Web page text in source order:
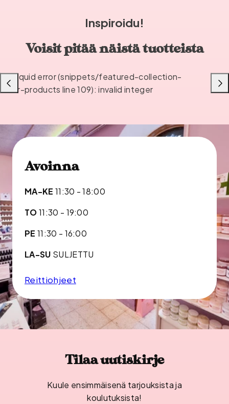
Inspiroidu!
Voisit pitää näistä tuotteista
Liquid error (snippets/featured-collection-
or-products line 109): invalid integer
Liu'uta
vasemmalle
Avoinna
MA-KE 11:30 - 18:00
TO11:30 - 19:00
PE 11:30 - 16:00
LA-SU SULJETTU
Reittiohjeet
Tilaa uutiskirje
Kuule ensimmäisenä tarjouksista ja
koulutuksista!